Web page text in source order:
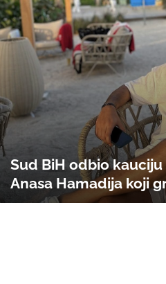
Sud BiH odbio kauciju
Anasa Hamadija koji
Novo Sarajevo krije